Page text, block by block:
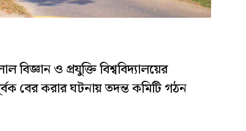
ও প্রযুক্তি বিশ্ববিদ্যালয়ের
বের করার ঘটনায় তদন্ত কমিটি গঠন